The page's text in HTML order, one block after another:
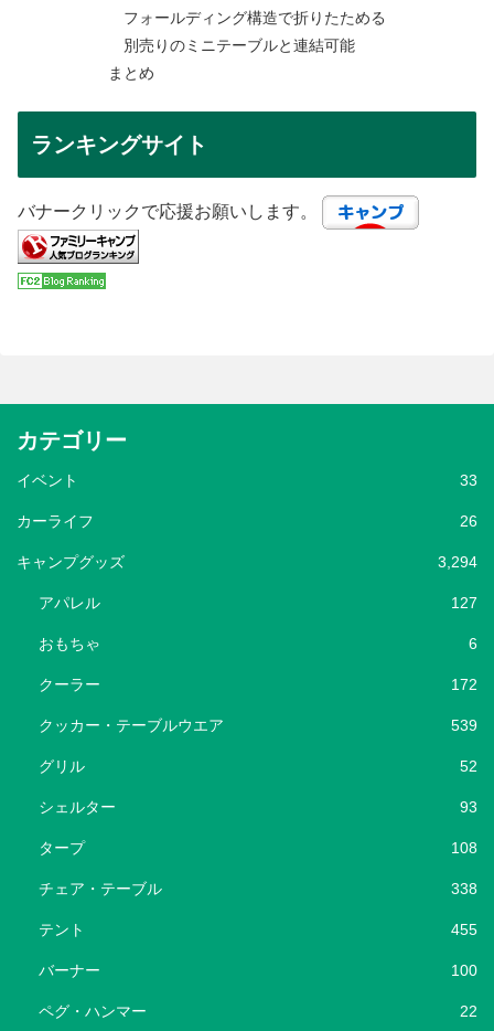
フォールディング構造で折りたためる
別売りのミニテーブルと連結可能
まとめ
ランキングサイト
バナークリックで応援お願いします。
カテゴリー
イベント 33
カーライフ 26
キャンプグッズ 3,294
アパレル 127
おもちゃ 6
クーラー 172
クッカー・テーブルウエア 539
グリル 52
シェルター 93
タープ 108
チェア・テーブル 338
テント 455
バーナー 100
ペグ・ハンマー 22